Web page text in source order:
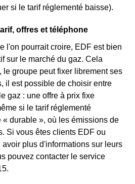
si le tarif réglementé baisse).
offres et téléphone
l'on pourrait croire, EDF est bien
sur le marché du gaz. Cela
groupe peut fixer librement ses
il est possible de choisir entre
gaz : une offre à prix fixe
si le tarif réglementé
« durable », où les émissions de
Si vous êtes clients EDF ou
plus d'informations sur leurs
pouvez contacter le service